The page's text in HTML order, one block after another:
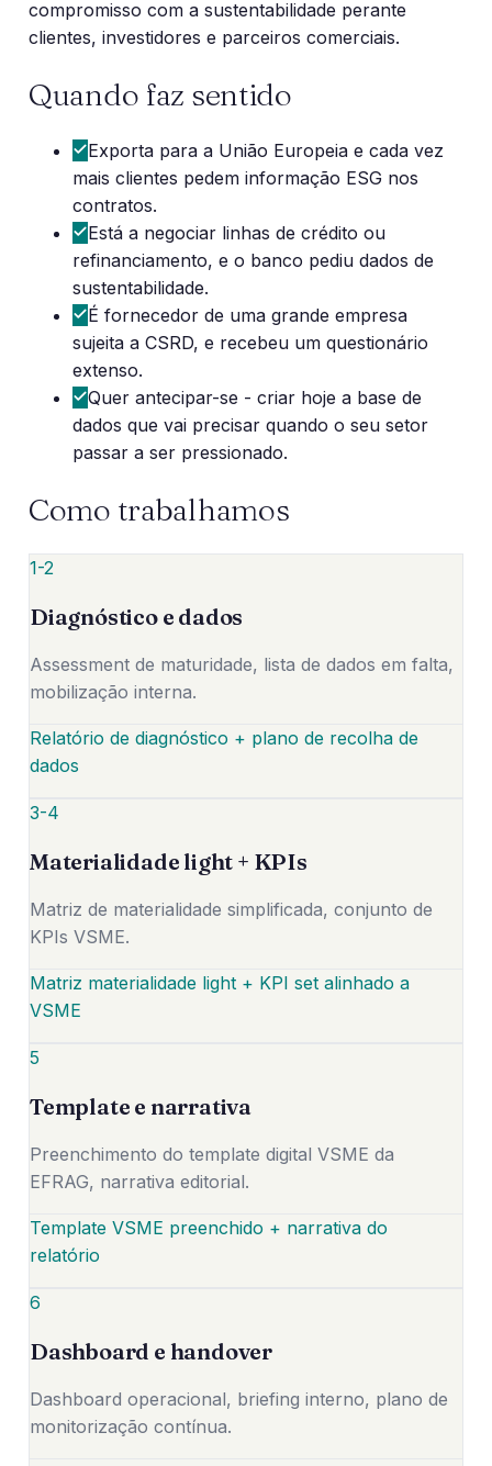
compromisso com a sustentabilidade perante
clientes, investidores e parceiros comerciais.
Quando faz sentido
Exporta para a União Europeia e cada vez
mais clientes pedem informação ESG nos
contratos.
Está a negociar linhas de crédito ou
refinanciamento, e o banco pediu dados de
sustentabilidade.
É fornecedor de uma grande empresa
sujeita a CSRD, e recebeu um questionário
extenso.
Quer antecipar-se - criar hoje a base de
dados que vai precisar quando o seu setor
passar a ser pressionado.
Como trabalhamos
1-2
Diagnóstico e dados
Assessment de maturidade, lista de dados em falta,
mobilização interna.
Relatório de diagnóstico + plano de recolha de
dados
3-4
Materialidade light + KPIs
Matriz de materialidade simplificada, conjunto de
KPIs VSME.
Matriz materialidade light + KPI set alinhado a
VSME
5
Template e narrativa
Preenchimento do template digital VSME da
EFRAG, narrativa editorial.
Template VSME preenchido + narrativa do
relatório
6
Dashboard e handover
Dashboard operacional, briefing interno, plano de
monitorização contínua.